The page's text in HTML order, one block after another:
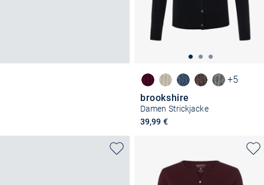
+5
brookshire
Damen Strickjacke
39,99 €